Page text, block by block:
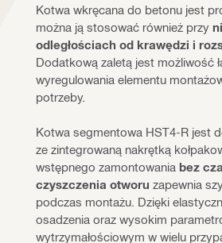
Kotwa wkręcana do betonu jest
można ją stosować również przy
odległościach od krawędzi i
Dodatkową zaletą jest możliwość
wyregulowania elementu
potrzeby.
Kotwa segmentowa HST4-R jest
ze zintegrowaną nakrętką
wstępnego zamontowania bez
czyszczenia otworu zapewnia
podczas montażu. Dzięki
osadzenia oraz wysokim
wytrzymałościowym w wielu